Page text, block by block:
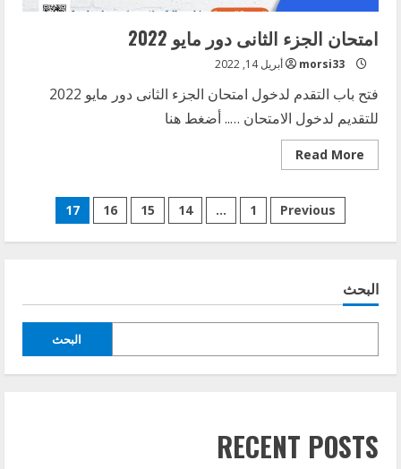
امتحان الجزء الثانى دور مايو 2022
morsi33 أبريل 14, 2022
فتح باب التقدم لدخول امتحان الجزء الثانى دور مايو 2022
للتقديم لدخول الامتحان ….. أضغط هنا
Read More
Read
more
الجزء
الثانى
دور
مايو
تعدد
صفحات
المقالات
Previous
1
…
14
15
16
17
البحث
البحث
RECENT POSTS